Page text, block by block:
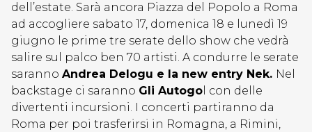
dell’estate. Sarà ancora Piazza del Popolo a Roma
ad accogliere sabato 17, domenica 18 e lunedì 19
giugno le prime tre serate dello show che vedrà
salire sul palco ben 70 artisti. A condurre le serate
saranno Andrea Delogu e la new entry Nek. Nel
backstage ci saranno Gli Autogo l con delle
divertenti incursioni. I concerti partiranno da
Roma per poi trasferirsi in Romagna, a Rimini,